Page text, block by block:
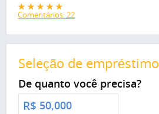
Comentários: 22
Seleção de empréstimo
De quanto você precisa?
R$